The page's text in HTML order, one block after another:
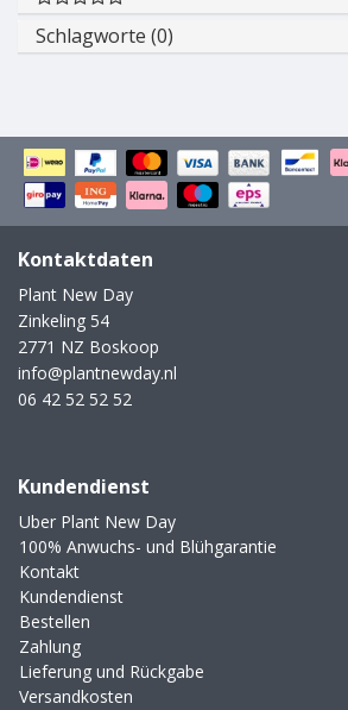
Schlagworte (0)
Kontaktdaten
Plant New Day
Zinkeling 54
2771 NZ Boskoop
info@plantnewday.nl
06 42 52 52 52
Kundendienst
Uber Plant New Day
100% Anwuchs- und Blühgarantie
Kontakt
Kundendienst
Bestellen
Zahlung
Lieferung und Rückgabe
Versandkosten